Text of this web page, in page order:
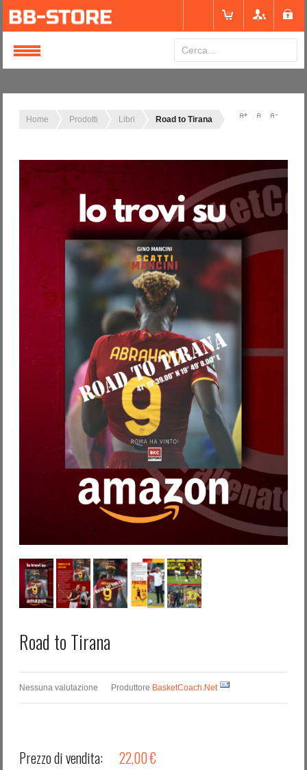
Home Prodotti Libri Road to Tirana
Road to Tirana
Nessuna valutazione Produttore BasketCoach.Net
Prezzo di vendita: 22,00 €
Login
Password
Password dimenticata?
Nome utente dimenticato?